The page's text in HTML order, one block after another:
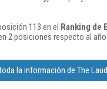
113 en el Ranking de
2 posiciones respecto al año
la información de The